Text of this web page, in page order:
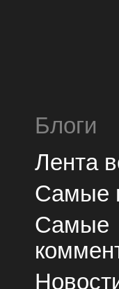
Блоги
Лента
Самые
Самые